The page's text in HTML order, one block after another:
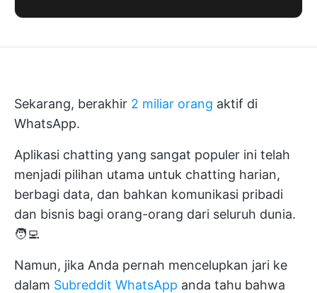
Sekarang, berakhir 2 miliar orang aktif di
WhatsApp.
Aplikasi chatting yang sangat populer ini telah
menjadi pilihan utama untuk chatting harian,
berbagi data, dan bahkan komunikasi pribadi
dan bisnis bagi orang-orang dari seluruh dunia.
🧑‍💻
Namun, jika Anda pernah mencelupkan jari ke
dalam Subreddit WhatsApp anda tahu bahwa